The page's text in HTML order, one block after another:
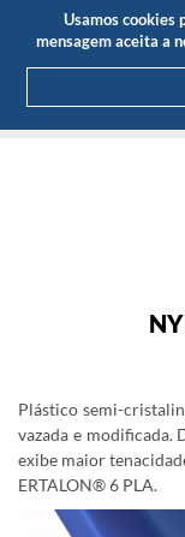
Usamos cookies
mensagem aceita a
Plástico semi-
vazada e modificada.
exibe maior
ERTALON® 6 PLA.